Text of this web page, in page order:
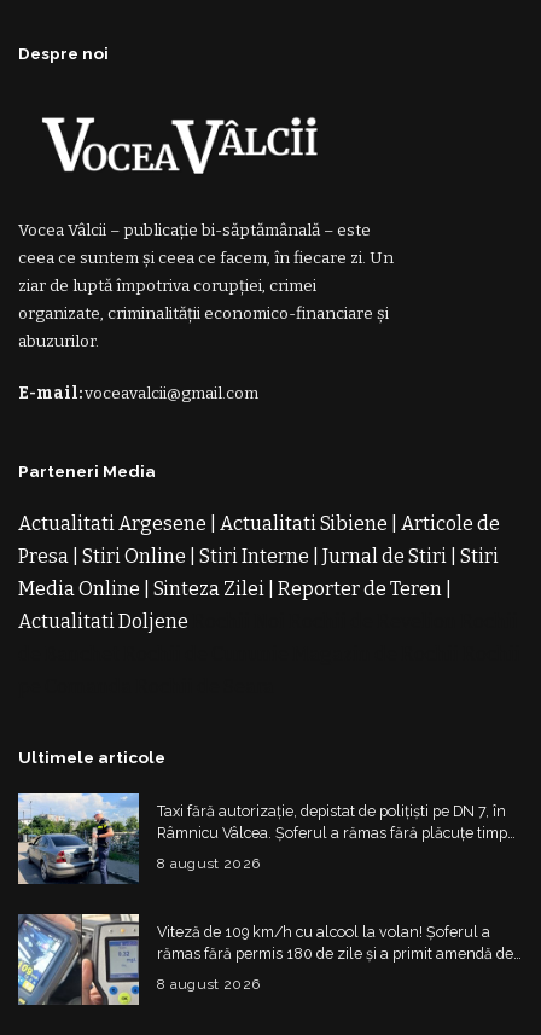
Despre noi
Vocea Vâlcii – publicație bi-săptămânală – este
ceea ce suntem și ceea ce facem, în fiecare zi. Un
ziar de luptă împotriva corupției, crimei
organizate, criminalității economico-financiare și
abuzurilor.
E-mail:voceavalcii@gmail.com
Parteneri Media
Actualitati Argesene Actualitati Sibiene
Articole de
Presa Stiri Online Stiri Interne Jurnal de Stiri Stiri
Media Online
Sinteza Zilei Reporter de Teren
Actualitati Doljene
Ultimele articole
Taxi fără autorizație, depistat de polițiști pe DN 7, în
Râmnicu Vâlcea. Șoferul a rămas fără plăcuțe timp
de 6 luni
8 august 2026
Viteză de 109 km/h cu alcool la volan! Șoferul a
rămas fără permis 180 de zile și a primit amendă de
4.325 de lei
8 august 2026